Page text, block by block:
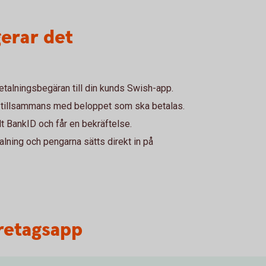
det
till din kunds Swish-app.
med beloppet som ska betalas.
BankID och får en bekräftelse.
och pengarna sätts direkt in på